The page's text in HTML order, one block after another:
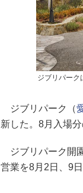
ジブリパーク
ジブリパーク（
新した。8月入場
ジブリパーク開
営業を8月2日、9